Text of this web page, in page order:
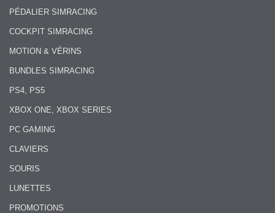
PÉDALIER SIMRACING
COCKPIT SIMRACING
MOTION & VÉRINS
BUNDLES SIMRACING
PS4, PS5
XBOX ONE, XBOX SERIES
PC GAMING
CLAVIERS
SOURIS
LUNETTES
PROMOTIONS